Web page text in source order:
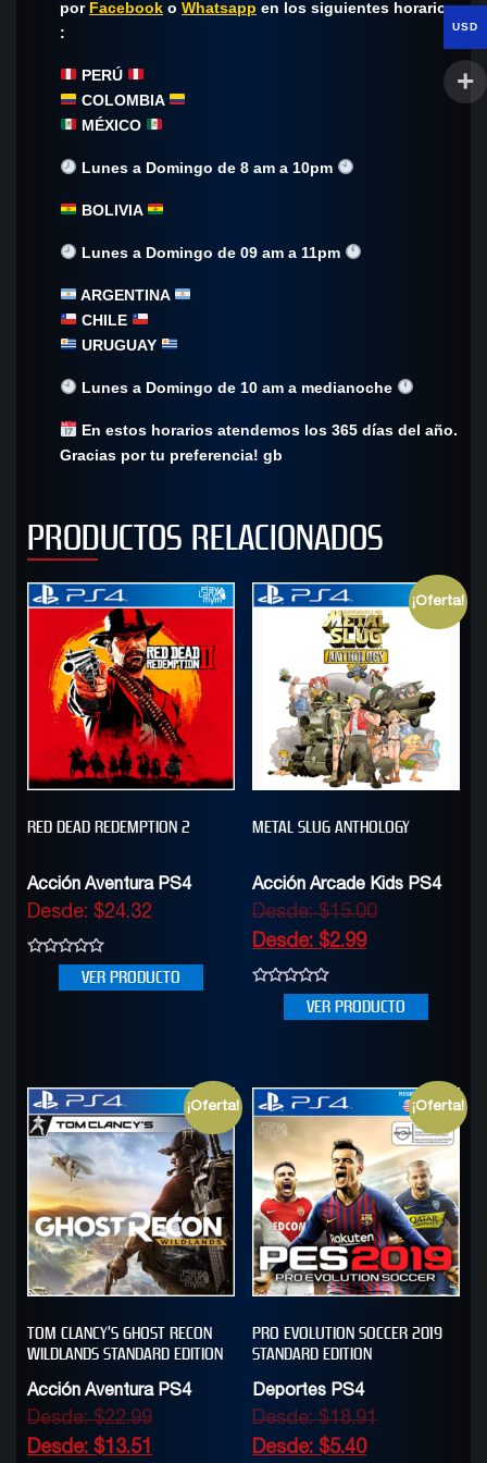
por Facebook o Whatsapp en los siguientes horarios
:
PERÚ
COLOMBIA
MÉXICO
Lunes a Domingo de 8 am a 10pm
BOLIVIA
Lunes a Domingo de 09 am a 11pm
ARGENTINA
CHILE
URUGUAY
Lunes a Domingo de 10 am a medianoche
En estos horarios atendemos los 365 días del año.
Gracias por tu preferencia! gb
PRODUCTOS RELACIONADOS
RED DEAD REDEMPTION 2
Acción Aventura PS4
Desde: $24.32
VER PRODUCTO
¡Oferta!
METAL SLUG ANTHOLOGY
Acción Arcade Kids PS4
Desde:$15.00
Desde: $2.99
VER PRODUCTO
¡Oferta!
TOM CLANCY’S GHOST RECON
WILDLANDS STANDARD EDITION
Acción Aventura PS4
Desde:$22.99
Desde: $13.51
¡Oferta!
PRO EVOLUTION SOCCER 2019
STANDARD EDITION
Deportes PS4
Desde:$18.91
Desde: $5.40
USD